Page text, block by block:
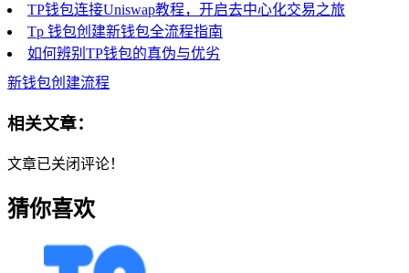
TP钱包连接Uniswap教程，开启去中心化交易之旅
Tp 钱包创建新钱包全流程指南
如何辨别TP钱包的真伪与优劣
新钱包创建流程
相关文章：
文章已关闭评论！
猜你喜欢